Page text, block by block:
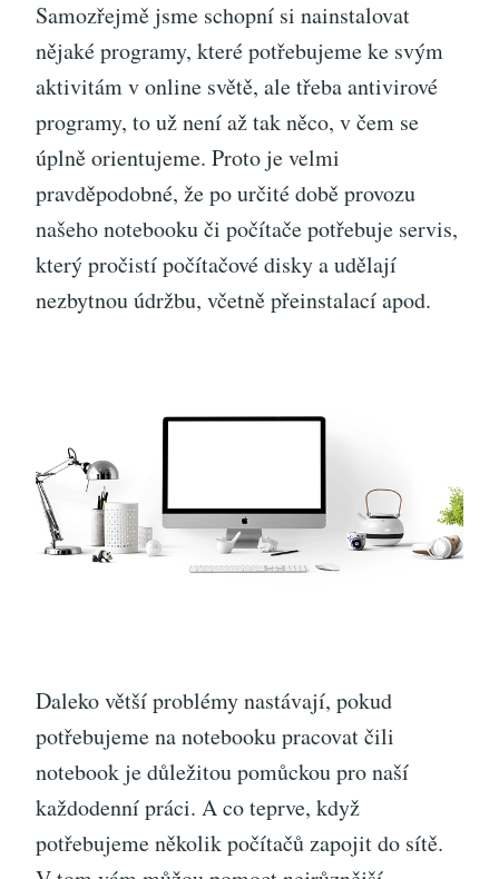
Samozřejmě jsme schopní si nainstalovat
nějaké programy, které potřebujeme ke svým
aktivitám v online světě, ale třeba antivirové
programy, to už není až tak něco, v čem se
úplně orientujeme. Proto je velmi
pravděpodobné, že po určité době provozu
našeho notebooku či počítače potřebuje servis,
který pročistí počítačové disky a udělají
nezbytnou údržbu, včetně přeinstalací apod.
Daleko větší problémy nastávají, pokud
potřebujeme na notebooku pracovat čili
notebook je důležitou pomůckou pro naší
každodenní práci. A co teprve, když
potřebujeme několik počítačů zapojit do sítě.